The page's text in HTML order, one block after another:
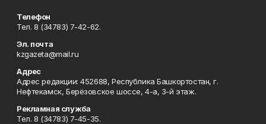
Телефон
Тел. 8 (34783) 7-42-62.
Эл. почта
kzgazeta@mail.ru
Адрес
Адрес редакции: 452688, Республика Башкортостан, г.
Нефтекамск, Берёзовское шоссе, 4-а, 3-й этаж.
Рекламная служба
Тел. 8 (34783) 7-45-35.